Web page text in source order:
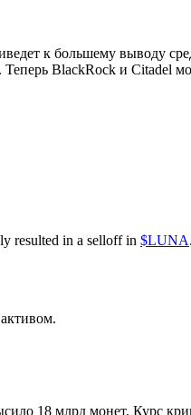
к большему выводу
BlackRock и Citadel
resulted in a selloff in $LUNA
18 млрд монет. Курс